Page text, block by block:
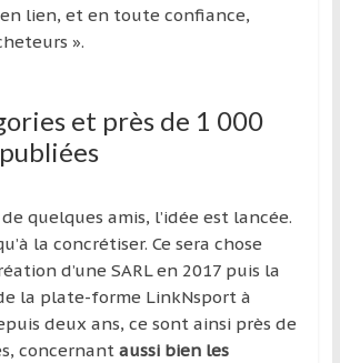
lien, et en toute confiance,
».
et près de 1 000
quelques amis, l’idée est lancée.
la concrétiser. Ce sera chose
d’une SARL en 2017 puis la
la plate-forme LinkNsport à
deux ans, ce sont ainsi près de
concernant aussi bien les